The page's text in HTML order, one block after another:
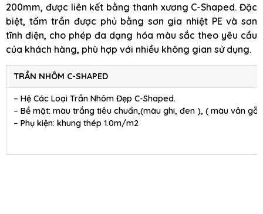
200mm, được liên kết bằng thanh xương C-Shaped. Đặc
biệt, tấm trần được phủ bằng sơn gia nhiệt PE và sơn
tĩnh điện, cho phép đa dạng hóa màu sắc theo yêu cầu
của khách hàng, phù hợp với nhiều không gian sử dụng.
TRẦN NHÔM C-SHAPED
– Hệ Các Loại Trần Nhôm Đẹp C-Shaped.
– Bề mặt: màu trắng tiêu chuẩn,(màu ghi, đen ), ( màu vân gỗ
– Phụ kiện: khung thép 1.0m/m2